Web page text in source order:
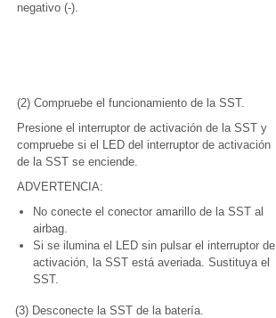
negativo (-).
(2) Compruebe el funcionamiento de la SST.
Presione el interruptor de activación de la SST y
compruebe si el LED del interruptor de activación
de la SST se enciende.
ADVERTENCIA:
No conecte el conector amarillo de la SST al
airbag.
Si se ilumina el LED sin pulsar el interruptor de
activación, la SST está averiada. Sustituya el
SST.
(3) Desconecte la SST de la batería.